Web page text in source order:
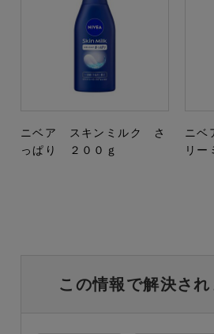
ニベア スキンミルク さ
っぱり ２００ｇ
ニ
リ
この情報で解決され